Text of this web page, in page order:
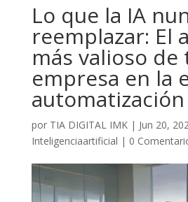
Lo que la IA
reemplazar: El
más valioso de
empresa en la
automatización
por TIA DIGITAL IMK| Jun 20,
Inteligenciaartificial | 0